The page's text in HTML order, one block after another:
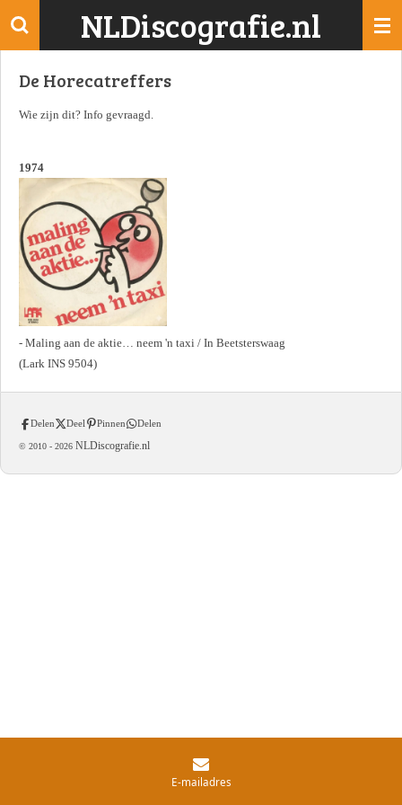
Ga
de
NLDiscografie.nl
De Horecatreffers
Wie zijn dit? Info gevraagd.
1974
- Maling aan de aktie… neem 'n taxi / In Beetsterswaag
(Lark INS 9504)
Delen Deel Pinnen Delen
© 2010 - 2026 NLDiscografie.nl
E-mailadres